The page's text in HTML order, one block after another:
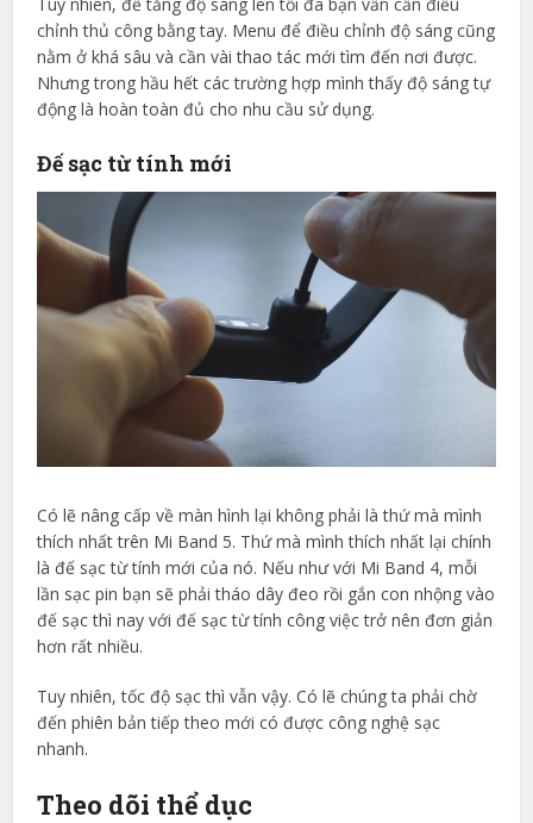
chỉnh thủ công bằng tay. Menu để điều chỉnh độ sáng cũng
nằm ở khá sâu và cần vài thao tác mới tìm đến nơi được.
Nhưng trong hầu hết các trường hợp mình thấy độ sáng tự
động là hoàn toàn đủ cho nhu cầu sử dụng.
Đế sạc từ tính mới
Có lẽ nâng cấp về màn hình lại không phải là thứ mà mình
thích nhất trên Mi Band 5. Thứ mà mình thích nhất lại chính
là đế sạc từ tính mới của nó. Nếu như với Mi Band 4, mỗi
lần sạc pin bạn sẽ phải tháo dây đeo rồi gắn con nhộng vào
đế sạc thì nay với đế sạc từ tính công việc trở nên đơn giản
hơn rất nhiều.
Tuy nhiên, tốc độ sạc thì vẫn vậy. Có lẽ chúng ta phải chờ
đến phiên bản tiếp theo mới có được công nghệ sạc
nhanh.
Theo dõi thể dục